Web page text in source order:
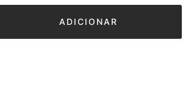
ADICIONAR